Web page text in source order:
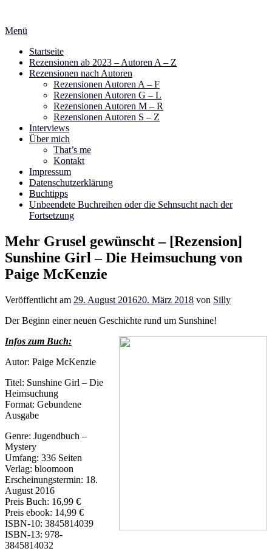
springen
Menü
Startseite
Rezensionen ab 2023 – Autoren A – Z
Rezensionen nach Autoren
Rezensionen Autoren A – F
Rezensionen Autoren G – L
Rezensionen Autoren M – R
Rezensionen Autoren S – Z
Interviews
Über mich
That’s me
Kontakt
Impressum
Datenschutzerklärung
Buchtipps
Unbeendete Buchreihen oder die Sehnsucht nach der
Fortsetzung
Mehr Grusel gewünscht – [Rezension]
Sunshine Girl – Die Heimsuchung von
Paige McKenzie
Veröffentlicht am 29. August 201620. März 2018 von Silly
Der Beginn einer neuen Geschichte rund um Sunshine!
Infos zum Buch:
Autor: Paige McKenzie
Titel: Sunshine Girl – Die
Heimsuchung
Format: Gebundene
Ausgabe
Genre: Jugendbuch –
Mystery
Umfang: 336 Seiten
Verlag: bloomoon
Erscheinungstermin: 18.
August 2016
Preis Buch: 16,99 €
Preis ebook: 14,99 €
ISBN-10: 3845814039
ISBN-13: 978-
3845814032